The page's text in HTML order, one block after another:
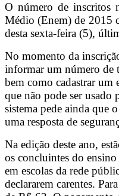
O número de inscritos
Médio (Enem) de 2015
desta sexta-feira (5),
No momento da
informar um número de
bem como cadastrar um
que não pode ser usado
sistema pede ainda que
uma resposta de
Na edição deste ano,
os concluintes do
em escolas da rede
declararem carentes.